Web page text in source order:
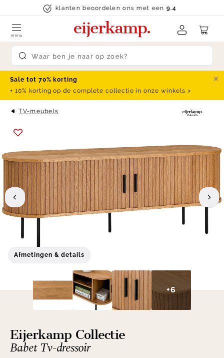
Skip to contentklanten beoordelen ons met een9.4
Submit search
menu
Sale tot 70% korting
+ 10% korting op de complete collectie in onze winkels >
TV-meubels
Afmetingen & details
+6
Eijerkamp Collectie
Babet Tv-dressoir